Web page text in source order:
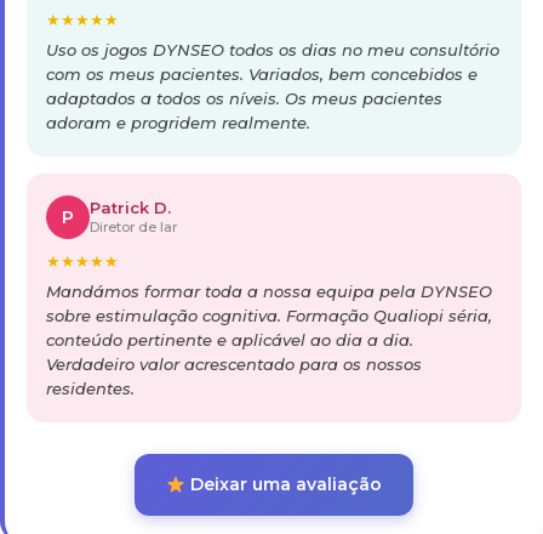
★★★★★
Uso os jogos DYNSEO todos os dias no meu consultório
com os meus pacientes. Variados, bem concebidos e
adaptados a todos os níveis. Os meus pacientes
adoram e progridem realmente.
P Patrick D.
Diretor de lar
★★★★★
Mandámos formar toda a nossa equipa pela DYNSEO
sobre estimulação cognitiva. Formação Qualiopi séria,
conteúdo pertinente e aplicável ao dia a dia.
Verdadeiro valor acrescentado para os nossos
residentes.
Deixar uma avaliação